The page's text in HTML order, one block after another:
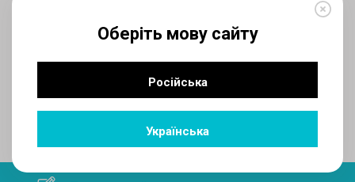
Оберіть мову сайту
Російська
Українська
Поделитесь ссылкой в социальных сетях